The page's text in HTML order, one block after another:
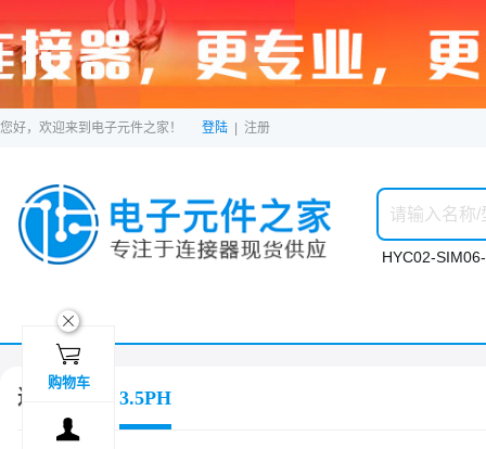
您好，欢迎来到电子元件之家！ 登陆 注册
HYC02-
连接器 3.5PH
ဆ

购物车
